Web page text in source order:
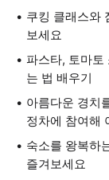
쿠킹 클래스와
보세요
파스타, 토마토
는 법 배우기
아름다운 경치
정차에 참여해
숙소를 왕복하
즐겨보세요